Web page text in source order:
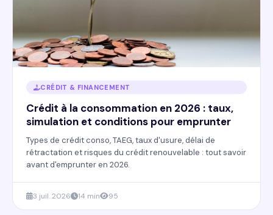
CRÉDIT & FINANCEMENT
Crédit à la consommation en 2026 : taux,
simulation et conditions pour emprunter
Types de crédit conso, TAEG, taux d'usure, délai de
rétractation et risques du crédit renouvelable : tout savoir
avant d'emprunter en 2026.
3 juil. 2026 14 min 95